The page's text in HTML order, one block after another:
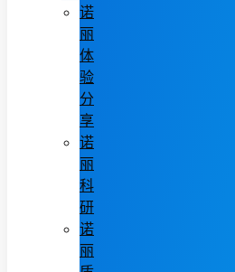
诺
丽
体
验
分
享
诺
丽
科
研
诺
丽